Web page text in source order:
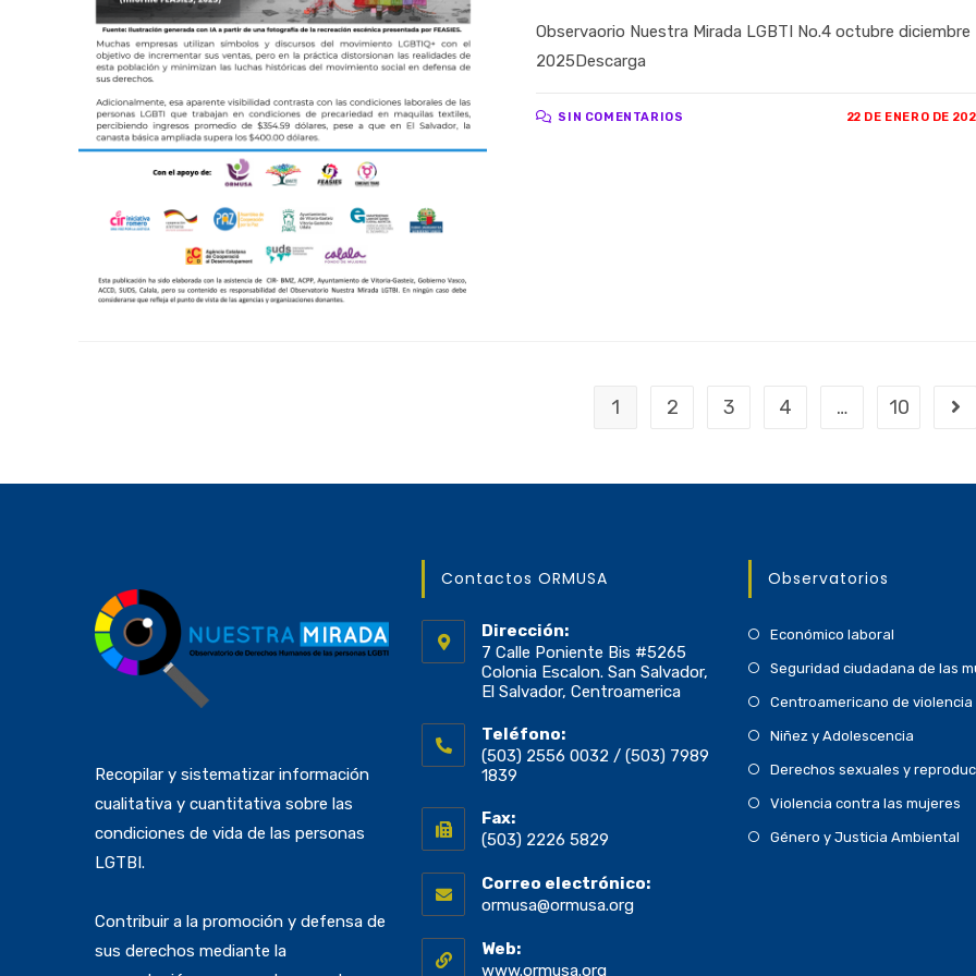
Observaorio Nuestra Mirada LGBTI No.4 octubre diciembre
2025Descarga
SIN COMENTARIOS 22 DE ENERO DE
1 2 3 4 … 10
Recopilar y sistematizar información
cualitativa y cuantitativa sobre las
condiciones de vida de las personas
LGTBI.
Contribuir a la promoción y defensa de
sus derechos mediante la
Contactos ORMUSA
Dirección:
7 Calle Poniente Bis #5265
Colonia Escalon. San Salvador,
El Salvador, Centroamerica
Teléfono:
(503) 2556 0032 / (503) 7989
1839
Fax:
(503) 2226 5829
Correo electrónico:
ormusa@ormusa.org
Web:
www.ormusa.org
Observatorios
Económico laboral
Seguridad ciudadana de las
Centroamericano de
Niñez y Adolescencia
Derechos sexuales y
Violencia contra las mujeres
Género y Justicia Ambiental